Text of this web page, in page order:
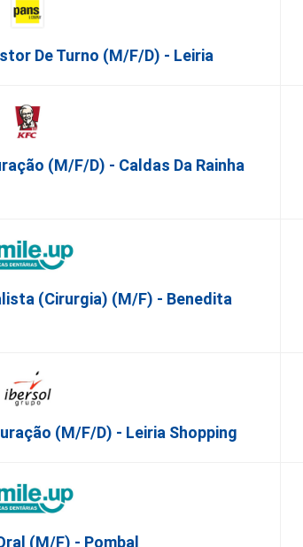
De Turno (m/f/d) - Leiria
(m/f/d) - Caldas Da Rainha
(Cirurgia) (M/F) - Benedita
(m/f/d) - Leiria Shopping
(M/F) - Pombal